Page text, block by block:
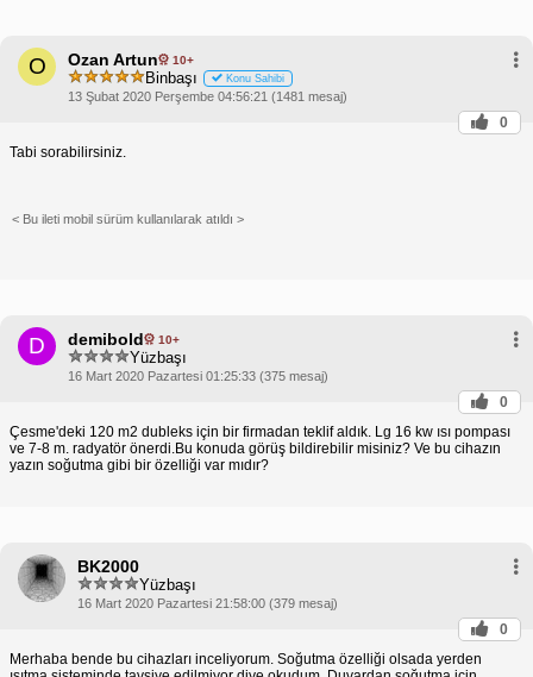
O Ozan Artun 10+
Binbaşı Konu Sahibi
13 Şubat 2020 Perşembe 04:56:21 (1481 mesaj)
0
Tabi sorabilirsiniz.
< Bu ileti mobil sürüm kullanılarak atıldı >
D demibold 10+
Yüzbaşı
16 Mart 2020 Pazartesi 01:25:33 (375 mesaj)
0
Çesme'deki 120 m2 dubleks için bir firmadan teklif aldık. Lg 16 kw ısı pompası
ve 7-8 m. radyatör önerdi.Bu konuda görüş bildirebilir misiniz? Ve bu cihazın
yazın soğutma gibi bir özelliği var mıdır?
BK2000
Yüzbaşı
16 Mart 2020 Pazartesi 21:58:00 (379 mesaj)
0
Merhaba bende bu cihazları inceliyorum. Soğutma özelliği olsada yerden